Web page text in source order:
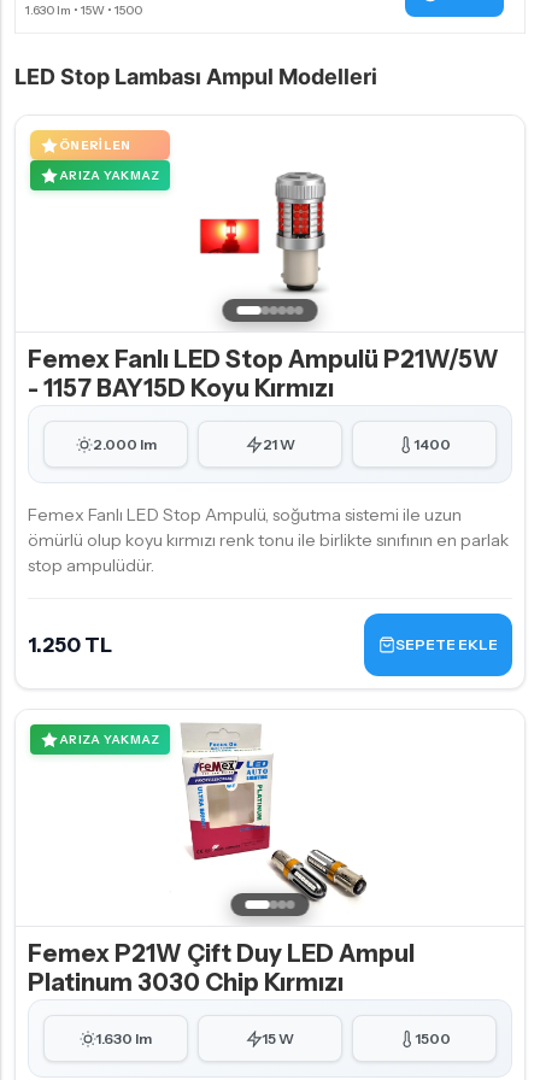
LED Stop Lambası Ampul Modelleri
ÖNERILEN
ARIZA YAKMAZ
Femex Fanlı LED Stop Ampulü P21W/5W
- 1157 BAY15D Koyu Kırmızı
2.000 lm 21 W 1400
Femex Fanlı LED Stop Ampulü, soğutma sistemi ile uzun
ömürlü olup koyu kırmızı renk tonu ile birlikte sınıfının en parlak
stop ampulüdür.
1.250 TL SEPETE EKLE
ARIZA YAKMAZ
Femex P21W Çift Duy LED Ampul
Platinum 3030 Chip Kırmızı
1.630 lm 15 W 1500